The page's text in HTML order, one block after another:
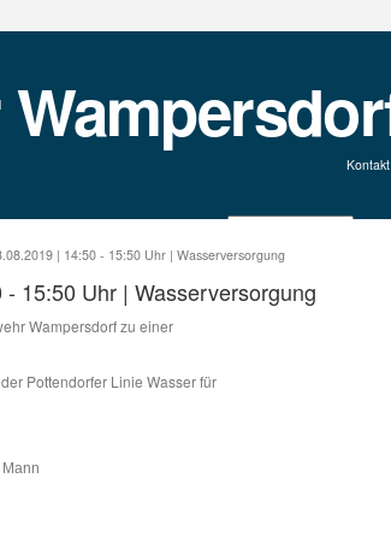
Kontakt
| 14:50 - 15:50 Uhr | Wasserversorgung
15:50 Uhr | Wasserversorgung
Wampersdorf zu einer
Pottendorfer Linie Wasser für